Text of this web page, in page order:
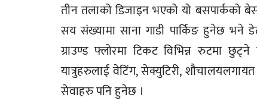
तीन तलाको डिजाइन भएको यो बसपार्कको
सय संख्यामा साना गाडी पार्किङ हुनेछ भने
ग्राउण्ड फ्लोरमा टिकट विभिन्न रुटमा
यात्रुहरुलाई वेटिंग, सेक्युटिरी,
सेवाहरु पनि हुनेछ ।